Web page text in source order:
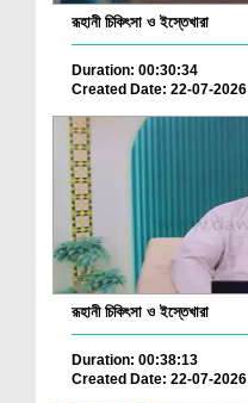
রূহানী চিকিৎসা ও ইস্তেখারা
Duration: 00:30:34
Created Date: 22-07-2026
রূহানী চিকিৎসা ও ইস্তেখারা
Duration: 00:38:13
Created Date: 22-07-2026